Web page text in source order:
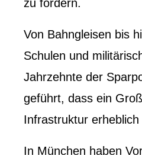
zu fordern.
Von Bahngleisen bis
Schulen und
Jahrzehnte der
geführt, dass ein
Infrastruktur
In München haben